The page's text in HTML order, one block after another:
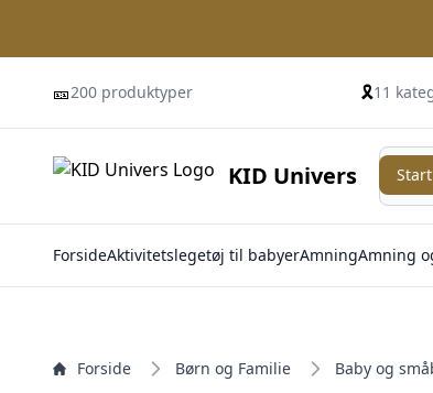
🎫200 produktyper 🎗️11
KID Univers
Start
ForsideAktivitetslegetøj til babyerAmningAmning
Forside Børn og Familie Baby og